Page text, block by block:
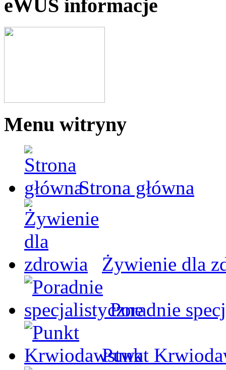
eWUŚ informacje
Menu witryny
Strona główna
Żywienie dla
Poradnie
Punkt